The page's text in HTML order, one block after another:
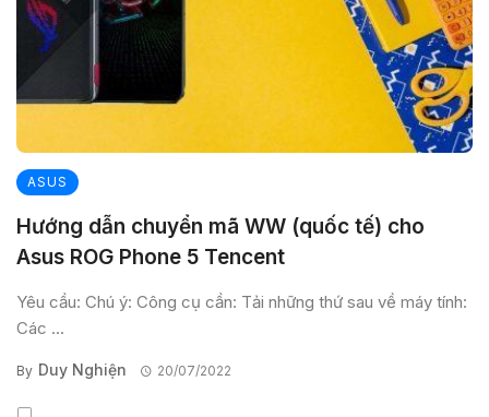
ASUS
Hướng dẫn chuyển mã WW (quốc tế) cho
Asus ROG Phone 5 Tencent
Yêu cầu: Chú ý: Công cụ cần: Tải những thứ sau về máy tính:
Các ...
By Duy Nghiện 20/07/2022